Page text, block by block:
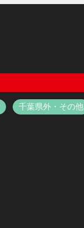
千葉県外・その他